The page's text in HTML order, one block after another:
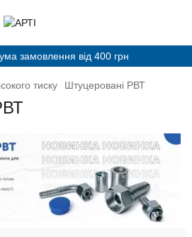
замовлення від 400 грн
тиску Штуцеровані РВТ